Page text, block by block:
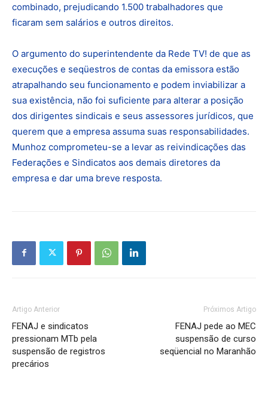
combinado, prejudicando 1.500 trabalhadores que
ficaram sem salários e outros direitos.
O argumento do superintendente da Rede TV! de que as
execuções e seqüestros de contas da emissora estão
atrapalhando seu funcionamento e podem inviabilizar a
sua existência, não foi suficiente para alterar a posição
dos dirigentes sindicais e seus assessores jurídicos, que
querem que a empresa assuma suas responsabilidades.
Munhoz comprometeu-se a levar as reivindicações das
Federações e Sindicatos aos demais diretores da
empresa e dar uma breve resposta.
Artigo Anterior
FENAJ e sindicatos
pressionam MTb pela
suspensão de registros
precários
Próximos Artigo
FENAJ pede ao MEC
suspensão de curso
seqüencial no Maranhão